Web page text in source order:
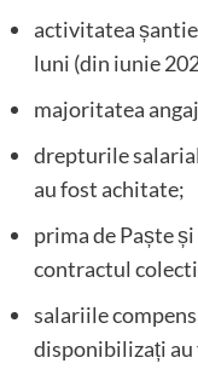
activitatea
luni (din iunie
majoritatea
drepturile
au fost achitate;
prima de Paște
contractul
salariile
disponibilizați